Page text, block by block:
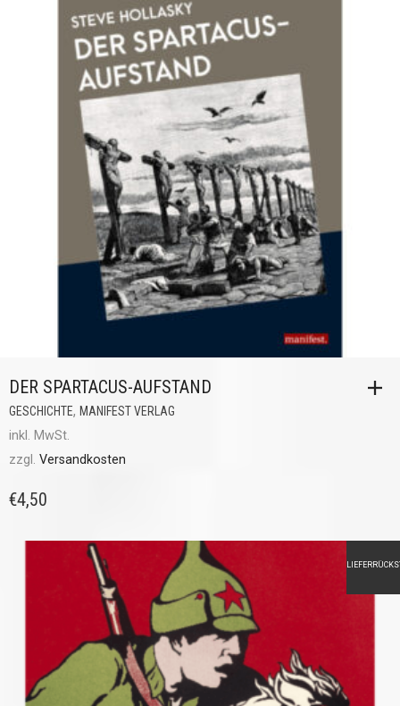
DER SPARTACUS-AUFSTAND
GESCHICHTE, MANIFEST VERLAG
inkl. MwSt.
zzgl. Versandkosten
€4,50